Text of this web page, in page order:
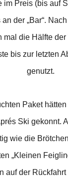
im Preis (bis auf
der „Bar“.
mal die Hälfte
bis zur letzten
genutzt.
Paket
Ski gekonnt.
wie die
„Kleinen
auf der Rückfahrt